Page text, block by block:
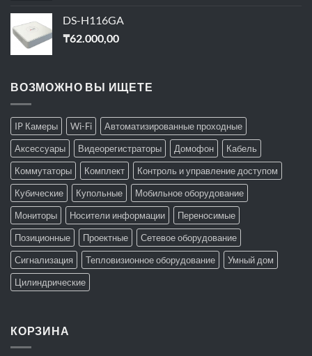
DS-H116GA
₸62.000,00
ВОЗМОЖНО ВЫ ИЩЕТЕ
IP Камеры Wi-Fi
Автоматизированные проходные
Аксессуары
Видеорегистраторы Домофон
Кабель
Коммутаторы
Комплект
Контроль и управление доступом
Кубические
Купольные
Мобильное оборудование
Мониторы
Носители информации
Переносимые
Позиционные
Проектные
Сетевое оборудование
Сигнализация
Тепловизионное оборудование
Умный дом
Цилиндрические
КОРЗИНА